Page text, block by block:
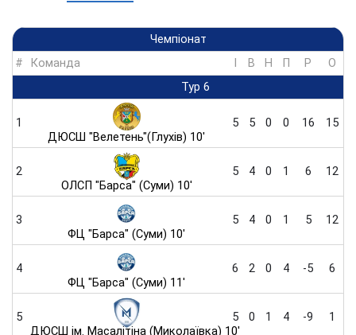
Чемпіонат
#
Команда I В Н П Р
O
Тур 6
1
ДЮСШ "Велетень"(Глухів) 10'
5 5 0 0 16 15
2
ОЛСП "Барса" (Суми) 10'
5 4 0 1 6 12
3
ФЦ "Барса" (Суми) 10'
5 4 0 1 5 12
4
ФЦ "Барса" (Суми) 11'
6 2 0 4 -5 6
5
ДЮСШ ім. Масалітіна (Миколаївка) 10'
5 0 1 4 -9 1